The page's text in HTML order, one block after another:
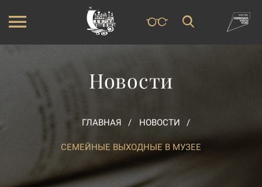
Новости
ГЛАВНАЯ НОВОСТИ
СЕМЕЙНЫЕ ВЫХОДНЫЕ В МУЗЕЕ